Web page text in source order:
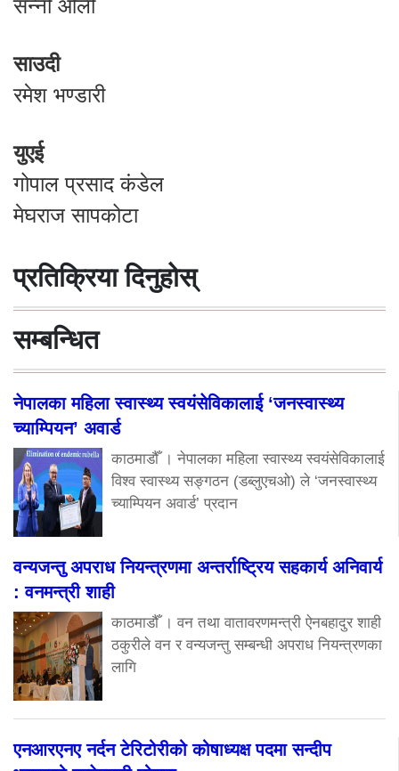
सन्नी ओली
साउदी
रमेश भण्डारी
युएई
गोपाल प्रसाद कंडेल
मेघराज सापकोटा
प्रतिक्रिया दिनुहोस्
सम्बन्धित
नेपालका महिला स्वास्थ्य स्वयंसेविकालाई ‘जनस्वास्थ्य
च्याम्पियन’ अवार्ड
काठमाडौँ । नेपालका महिला स्वास्थ्य स्वयंसेविकालाई
विश्व स्वास्थ्य सङ्गठन (डब्लुएचओ) ले ‘जनस्वास्थ्य
च्याम्पियन अवार्ड’ प्रदान
वन्यजन्तु अपराध नियन्त्रणमा अन्तर्राष्ट्रिय सहकार्य अनिवार्य
: वनमन्त्री शाही
काठमाडौँ । वन तथा वातावरणमन्त्री ऐनबहादुर शाही
ठकुरीले वन र वन्यजन्तु सम्बन्धी अपराध नियन्त्रणका
लागि
एनआरएनए नर्दन टेरिटोरीको कोषाध्यक्ष पदमा सन्दीप